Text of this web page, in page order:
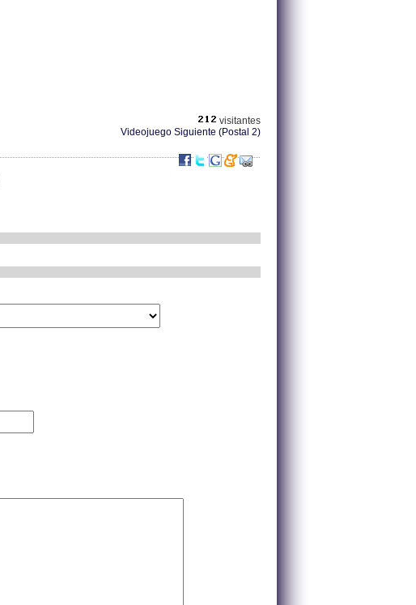
visitantes
Videojuego Siguiente (Postal 2)